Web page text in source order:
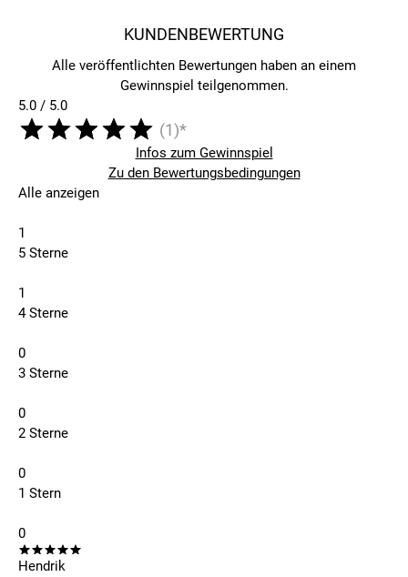
KUNDENBEWERTUNG
Alle veröffentlichten Bewertungen haben an einem
Gewinnspiel teilgenommen.
5.0 / 5.0
(1)*
Infos zum Gewinnspiel
Zu den Bewertungsbedingungen
Alle anzeigen
1
5 Sterne
1
4 Sterne
0
3 Sterne
0
2 Sterne
0
1 Stern
0
Hendrik